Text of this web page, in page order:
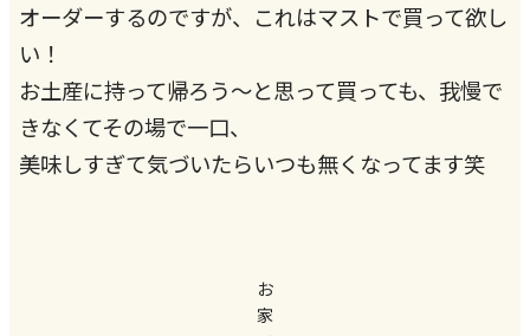
オーダーするのですが、これはマストで買って欲し
い！
お土産に持って帰ろう〜と思って買っても、我慢で
きなくてその場で一口、
美味しすぎて気づいたらいつも無くなってます笑
お
家